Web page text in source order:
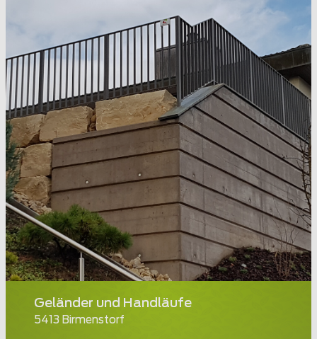
Geländer und Handläufe
5413 Birmenstorf